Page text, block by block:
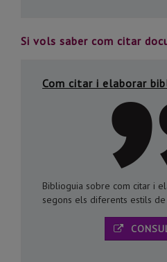
Si vols saber com citar
Com citar i elaborar
Biblioguia sobre com citar i
segons els diferents estils de